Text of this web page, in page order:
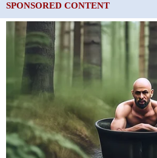
SPONSORED CONTENT